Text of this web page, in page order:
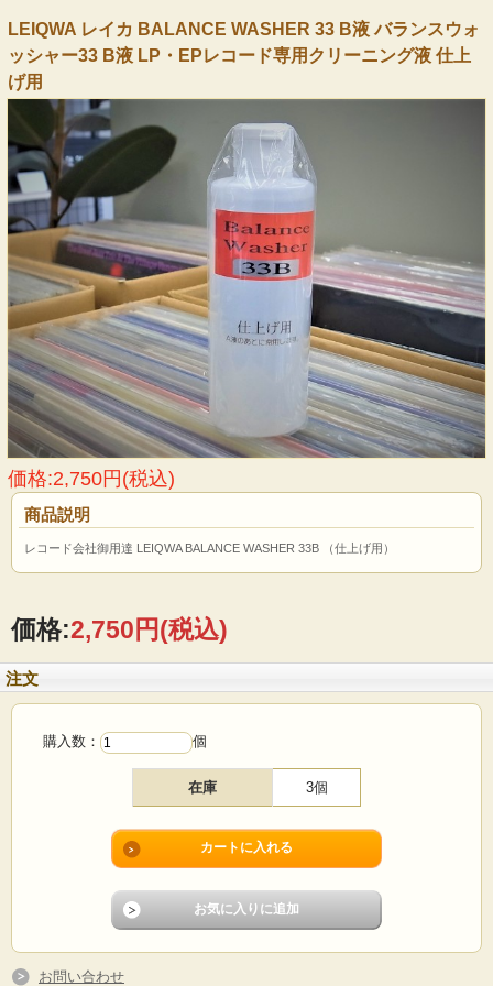
LEIQWA レイカ BALANCE WASHER 33 B液 バランスウォ
ッシャー33 B液 LP・EPレコード専用クリーニング液 仕上
げ用
価格:2,750円(税込)
商品説明
レコード会社御用達 LEIQWA BALANCE WASHER 33B （仕上げ用）
価格:2,750円(税込)
注文
購入数： 個
在庫 3個
お問い合わせ